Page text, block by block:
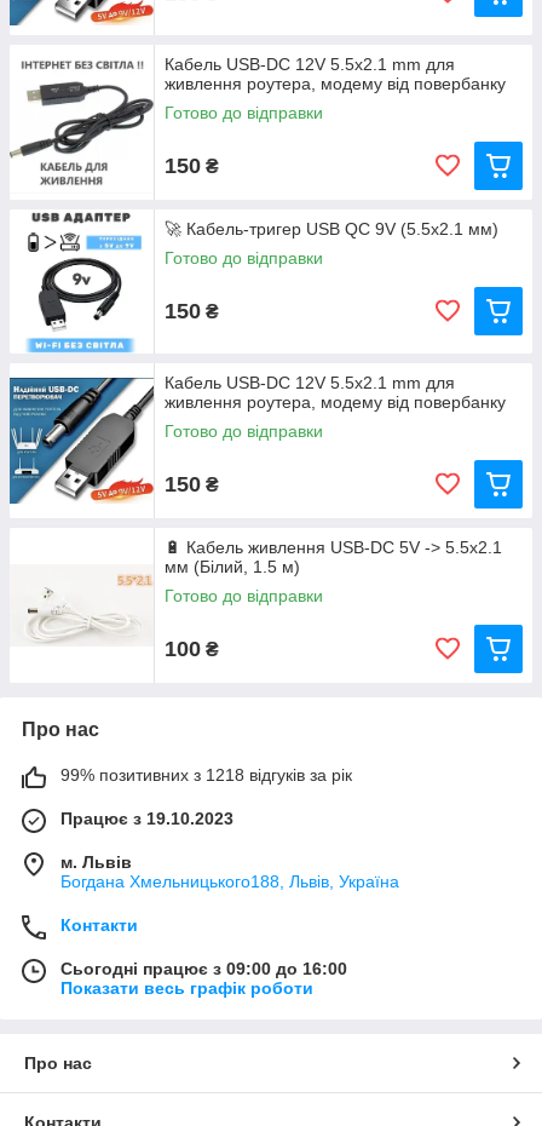
Кабель USB-DC 12V 5.5х2.1 mm для
живлення роутера, модему від повербанку
Готово до відправки
150 ₴
🚀 Кабель-тригер USB QC 9V (5.5x2.1 мм)
Готово до відправки
150 ₴
Кабель USB-DC 12V 5.5х2.1 mm для
живлення роутера, модему від повербанку
Готово до відправки
150 ₴
🔋 Кабель живлення USB-DC 5V -> 5.5x2.1
мм (Білий, 1.5 м)
Готово до відправки
100 ₴
Про нас
99% позитивних з 1218 відгуків за рік
Працює з 19.10.2023
м. Львів
Богдана Хмельницького188, Львів, Україна
Контакти
Сьогодні працює з 09:00 до 16:00
Показати весь графік роботи
Про нас